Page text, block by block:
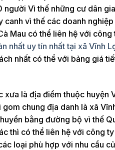
Vì thế những cư dân
canh vì thế các doanh
Mau có thể liên hệ với
nhất uy tín nhất tại xã Vĩnh
nhất có thể với bảng giá
xưa là địa điểm thuộc huyện
chung địa danh là xã
bằng đường bộ vì thế
thì có thể liên hệ với công
loại phù hợp với nhu cầu